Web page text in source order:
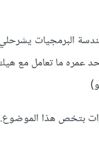
البرمجيات
لحد عمره ما تعامل
بتخص هذا الموضوع.